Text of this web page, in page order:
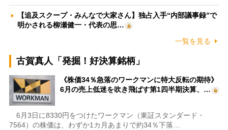
【追及スクープ・みんなで大家さん】独占入手“内部議事録”で
明かされる柳瀬健一・代表の思…
一覧を見る
古賀真人「発掘！好決算銘柄」
《株価34％急落のワークマンに特大反転の期待》
6月の売上低迷を吹き飛ばす第1四半期決算、…
6月3日に8330円をつけたワークマン（東証スタンダード・
7564）の株価は、わずか1カ月あまりで約34％下落…